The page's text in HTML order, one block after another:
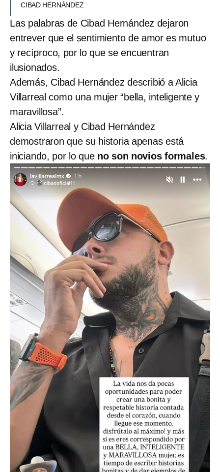
CIBAD HERNÁNDEZ
Las palabras de Cibad Hernández dejaron
entrever que el sentimiento de amor es mutuo
y recíproco, por lo que se encuentran
ilusionados.
Además, Cibad Hernández describió a Alicia
Villarreal como una mujer “bella, inteligente y
maravillosa”.
Alicia Villarreal y Cibad Hernández
demostraron que su historia apenas está
iniciando, por lo que no son novios formales.